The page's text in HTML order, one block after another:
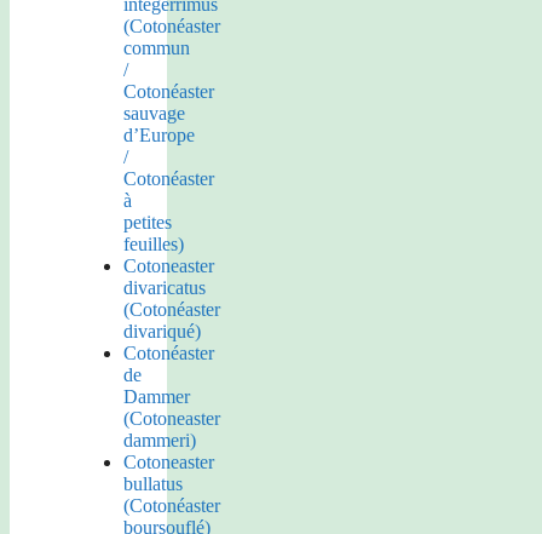
integerrimus
(Cotonéaster
commun
/
Cotonéaster
sauvage
d’Europe
/
Cotonéaster
à
petites
feuilles)
Cotoneaster
divaricatus
(Cotonéaster
divariqué)
Cotonéaster
de
Dammer
(Cotoneaster
dammeri)
Cotoneaster
bullatus
(Cotonéaster
boursouflé)